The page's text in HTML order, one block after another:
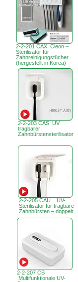
2-2-201 CAX Cleon –
Sterilisator für
Zahnreinigungstücher
(hergestellt in Korea)
2-2-203 CAS UV
tragbarer
Zahnbürstensterilisator
2-2-205 CAU UV-
Sterilisator für tragbare
Zahnbürsten – doppelt
2-2-207 CB
Multifunktionale UV-